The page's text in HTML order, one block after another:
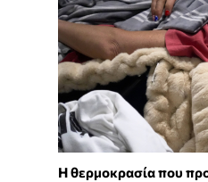
Η θερμοκρασία που